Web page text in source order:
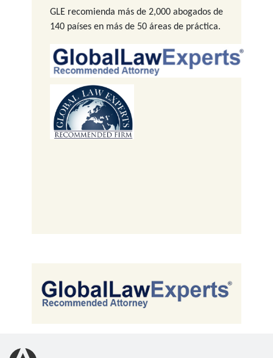
GLE recomienda más de 2,000 abogados de
140 países en más de 50 áreas de práctica.